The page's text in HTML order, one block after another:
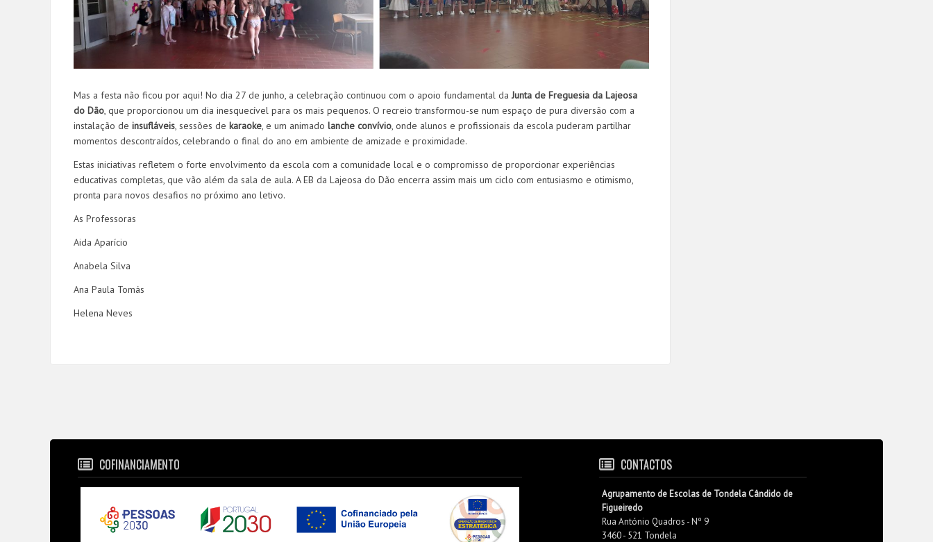
Mas a festa não ficou por aqui! No dia 27 de junho, a celebração continuou com o apoio fundamental daJunta de Freguesia da Lajeosa
do Dão, que proporcionou um dia inesquecível para os mais pequenos. O recreio transformou-se num espaço de pura diversão com a
instalação de insufláveis, sessões de karaoke, e um animado lanche convívio, onde alunos e profissionais da escola puderam partilhar
momentos descontraídos, celebrando o final do ano em ambiente de amizade e proximidade.
Estas iniciativas refletem o forte envolvimento da escola com a comunidade local e o compromisso de proporcionar experiências
educativas completas, que vão além da sala de aula. A EB da Lajeosa do Dão encerra assim mais um ciclo com entusiasmo e otimismo,
pronta para novos desafios no próximo ano letivo.
As Professoras
Aida Aparício
Anabela Silva
Ana Paula Tomás
Helena Neves
COFINANCIAMENTO CONTACTOS
Agrupamento de Escolas de Tondela Cândido de
Figueiredo
Rua António Quadros - Nº 9
3460 - 521 Tondela